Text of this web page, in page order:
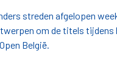
streden afgelopen
om de titels tijdens
België.